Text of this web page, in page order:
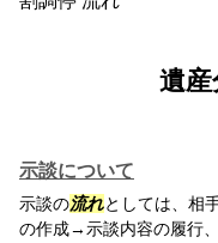
遺
示談について
示談の流れとしては、相
の作成→示談内容の履行